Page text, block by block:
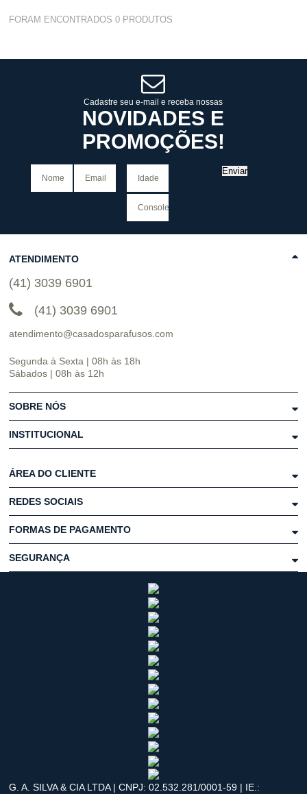
FORAM ENCONTRADOS0 PRODUTOS
Cadastre seu e-mail e receba nossas
NOVIDADES E
PROMOÇÕES!
Enviar
ATENDIMENTO
(41) 3039 6901
(41) 3039 6901
atendimento@casadosparafusos.com
Segunda à Sexta | 08h às 18h
Sábados | 08h às 12h
SOBRE NÓS
INSTITUCIONAL
ÁREA DO CLIENTE
REDES SOCIAIS
FORMAS DE PAGAMENTO
SEGURANÇA
G. A. SILVA & CIA LTDA | CNPJ: 02.532.281/0001-59 | IE.: